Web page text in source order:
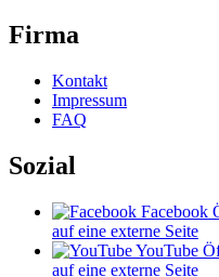
Firma
Kontakt
Impressum
FAQ
Sozial
Facebook
auf eine externe Seite
YouTube
auf eine externe Seite